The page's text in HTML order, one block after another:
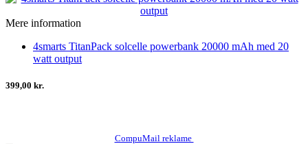
Mere information
4smarts TitanPack solcelle powerbank 20000 mAh med 20
watt output
399,00 kr.
CompuMail reklame